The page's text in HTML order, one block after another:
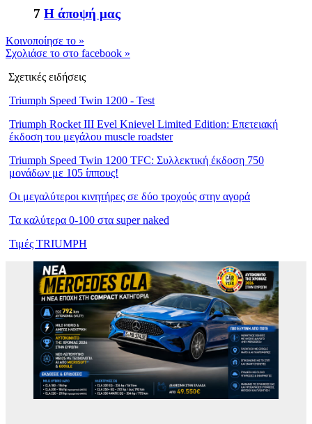
7 Η άποψή μας
Kοινοποίησε το »
Σχολιάσε το στο facebook »
Σχετικές ειδήσεις
Triumph Speed Twin 1200 - Test
Triumph Rocket III Evel Knievel Limited Edition: Επετειακή
έκδοση του μεγάλου muscle roadster
Triumph Speed Twin 1200 TFC: Συλλεκτική έκδοση 750
μονάδων με 105 ίππους!
Οι μεγαλύτεροι κινητήρες σε δύο τροχούς στην αγορά
Τα καλύτερα 0-100 στα super naked
Τιμές TRIUMPH